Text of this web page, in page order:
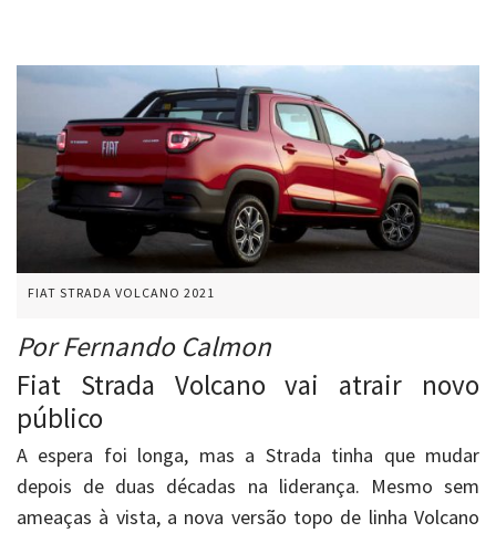
FIAT STRADA VOLCANO 2021
Por Fernando Calmon
Fiat Strada Volcano vai atrair novo
público
A espera foi longa, mas a Strada tinha que mudar
depois de duas décadas na liderança. Mesmo sem
ameaças à vista, a nova versão topo de linha Volcano